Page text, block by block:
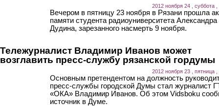
2012 ноября 24 , суббота ,
Вечером в пятницу 23 ноября в Рязани прошла
памяти студента радиоуниверситета Александра
Дудина, зарезанного насмерть 9 ноября.
Тележурналист Владимир Иванов может
возглавить пресс-службу рязанской гордумы
2012 ноября 23 , пятница ,
Основным претендентом на должность
пресс-службы городской Думы стал журналист
«ОКА» Владимир Иванов. Об этом Vidsboku
источник в Думе.